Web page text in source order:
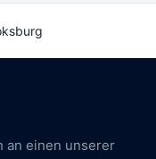
an einen unserer